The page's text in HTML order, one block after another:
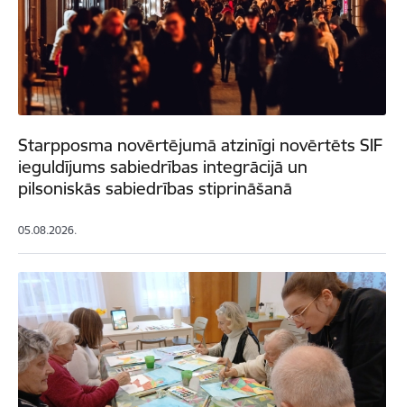
Starpposma novērtējumā atzinīgi novērtēts SIF
ieguldījums sabiedrības integrācijā un
pilsoniskās sabiedrības stiprināšanā
05.08.2026.